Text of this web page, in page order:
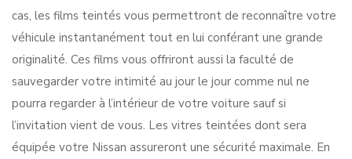
cas, les films teintés vous permettront de reconnaître votre
véhicule instantanément tout en lui conférant une grande
originalité. Ces films vous offriront aussi la faculté de
sauvegarder votre intimité au jour le jour comme nul ne
pourra regarder à l’intérieur de votre voiture sauf si
l’invitation vient de vous. Les vitres teintées dont sera
équipée votre Nissan assureront une sécurité maximale. En